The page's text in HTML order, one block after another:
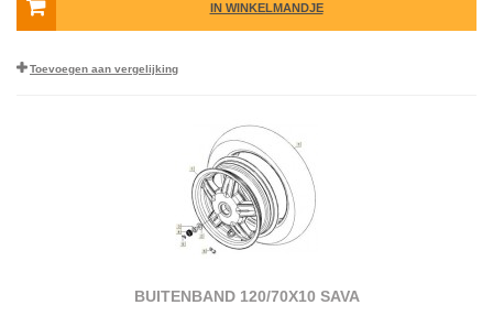
IN WINKELMANDJE
Toevoegen aan vergelijking
BUITENBAND 120/70X10 SAVA